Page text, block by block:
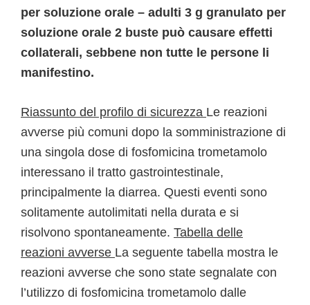
per soluzione orale – adulti 3 g granulato per
soluzione orale 2 buste può causare effetti
collaterali, sebbene non tutte le persone li
manifestino.
Riassunto del profilo di sicurezza Le reazioni
avverse più comuni dopo la somministrazione di
una singola dose di fosfomicina trometamolo
interessano il tratto gastrointestinale,
principalmente la diarrea. Questi eventi sono
solitamente autolimitati nella durata e si
risolvono spontaneamente. Tabella delle
reazioni avverse La seguente tabella mostra le
reazioni avverse che sono state segnalate con
l’utilizzo di fosfomicina trometamolo dalle